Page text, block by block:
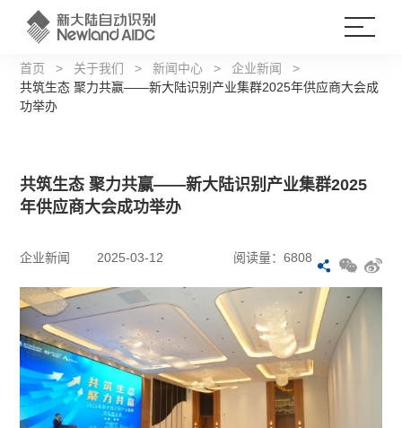
首页 > 关于我们 >新闻中心 >企业新闻
>
共筑生态 聚力共赢——新大陆识别产业集群2025年供应商大会成
功举办
共筑生态 聚力共赢——新大陆识别产业集群2025
年供应商大会成功举办
企业新闻 2025-03-12 阅读量：6808